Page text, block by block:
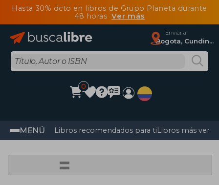
Hasta 30% dcto en libros de Grupo Planeta durante
48 horasVer más
Enviar a
Bogota, Cundinamarca
0
MENÚ Libros recomendados para tiLibros más
=